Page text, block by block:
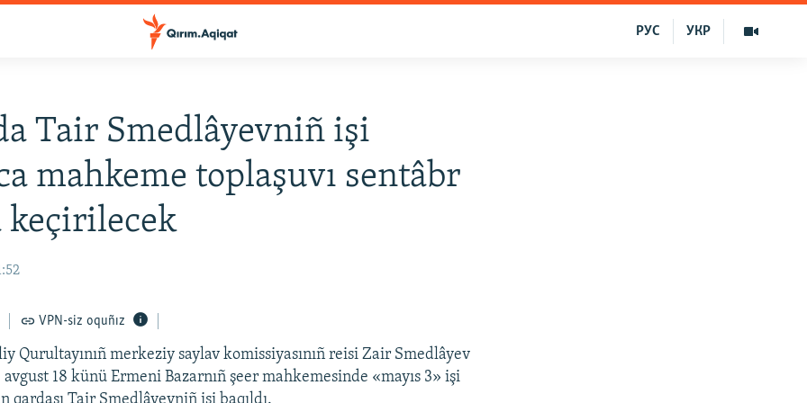
УКР
РУС
Tair Smedlâyevniñ işi
mahkeme toplaşuvı sentâbr
keçirilecek
VPN-siz oquñız
Qurultayınıñ merkeziy saylav komissiyasınıñ reisi Zair Smedlâyev
18 künü Ermeni Bazarnıñ şeer mahkemesinde «mayıs 3» işi